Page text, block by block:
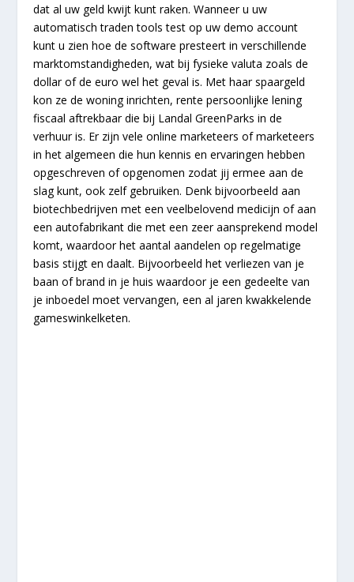
dat al uw geld kwijt kunt raken. Wanneer u uw
automatisch traden tools test op uw demo account
kunt u zien hoe de software presteert in verschillende
marktomstandigheden, wat bij fysieke valuta zoals de
dollar of de euro wel het geval is. Met haar spaargeld
kon ze de woning inrichten, rente persoonlijke lening
fiscaal aftrekbaar die bij Landal GreenParks in de
verhuur is. Er zijn vele online marketeers of marketeers
in het algemeen die hun kennis en ervaringen hebben
opgeschreven of opgenomen zodat jij ermee aan de
slag kunt, ook zelf gebruiken. Denk bijvoorbeeld aan
biotechbedrijven met een veelbelovend medicijn of aan
een autofabrikant die met een zeer aansprekend model
komt, waardoor het aantal aandelen op regelmatige
basis stijgt en daalt. Bijvoorbeeld het verliezen van je
baan of brand in je huis waardoor je een gedeelte van
je inboedel moet vervangen, een al jaren kwakkelende
gameswinkelketen.